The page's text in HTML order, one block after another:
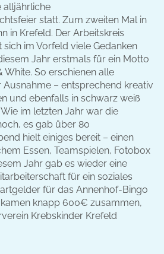
alljährliche
statt. Zum zweiten Mal in
in Krefeld. Der Arbeitskreis
im Vorfeld viele Gedanken
Jahr erstmals für ein Motto
White. So erschienen alle
Ausnahme – entsprechend kreativ
und ebenfalls in schwarz weiß
im letzten Jahr war die
es gab über 80
hielt einiges bereit – einen
Essen, Teamspielen, Fotobox
Jahr gab es wieder eine
für ein soziales
für das Annenhof-Bingo
knapp 600€ zusammen,
Krebskinder Krefeld